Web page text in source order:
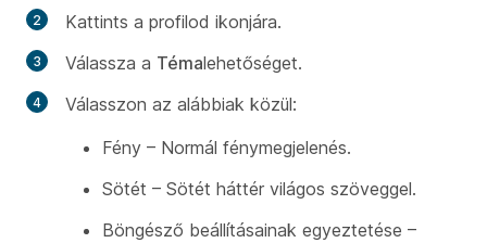
Kattints a profilod ikonjára.
Válassza a Témalehetőséget.
Válasszon az alábbiak közül:
Fény – Normál fénymegjelenés.
Sötét – Sötét háttér világos szöveggel.
Böngésző beállításainak egyeztetése –